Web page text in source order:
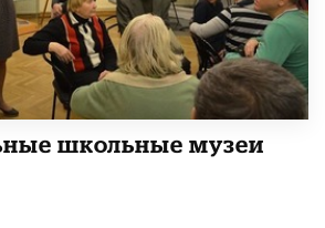
школьные музеи